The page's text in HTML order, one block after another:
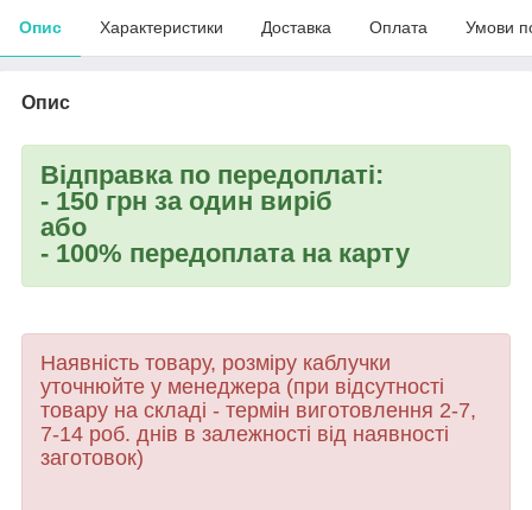
Опис Характеристики Доставка Оплата Умови
Опис
Відправка по передоплаті:
- 150 грн за один виріб
або
- 100% передоплата на карту
Наявність товару, розміру каблучки
уточнюйте у менеджера (при відсутності
товару на складі - термін виготовлення 2-7,
7-14 роб. днів в залежності від наявності
заготовок)